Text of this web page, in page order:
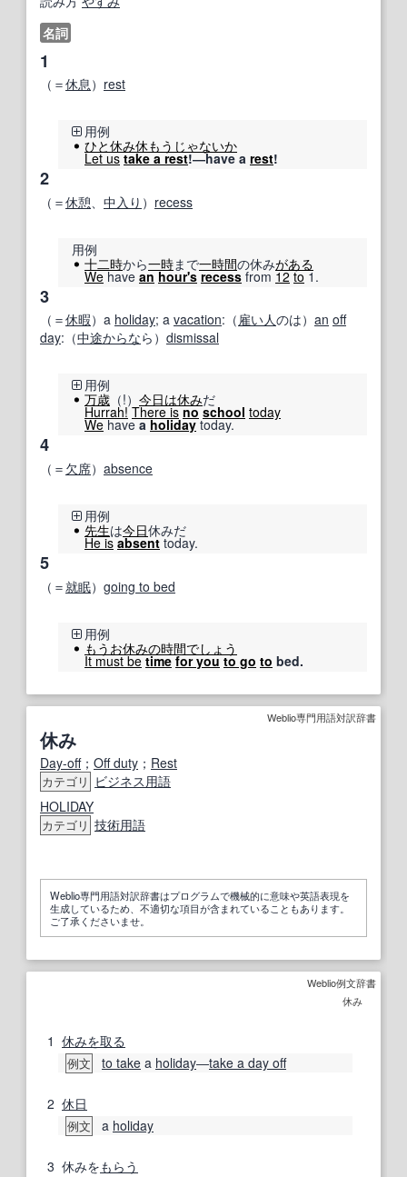
名詞
1
（＝休息） rest
用例
ひと休み休もうじゃないか
Let us take a rest!―have a rest!
2
（＝休憩 中入り ） recess
用例
十二時から一時まで一時間の休みがある
Wehave an hour's recess from 12 to1.
3
（＝休暇）a holiday; a vacation:（雇い人のは） an off
day:（中途からなら） dismissal
用例
万歳 （!） 今日は休みだ
Hurrah! There is no school today
Wehaveaholidaytoday.
4
（＝ 欠席） absence
用例
先生は今日休みだ
He is absent today.
5
（＝就眠） going to bed
用例
もうお休みの時間でしょう
It must be time for you to go to bed.
Weblio専門用語対訳辞書
休み
Day-off； Off duty ； Rest
カテゴリ
ビジネス用語
HOLIDAY
カテゴリ 技術用語
Weblio専門用語対訳辞書はプログラムで機械的に意味や英語表現を
生成しているため、不適切な項目が含まれていることもあります。
ご了承くださいませ。
Weblio例文辞書
休み
1 休みを取る
例文 to take a holiday―take a day off
2 休日
例文 a holiday
3 休みをもらう